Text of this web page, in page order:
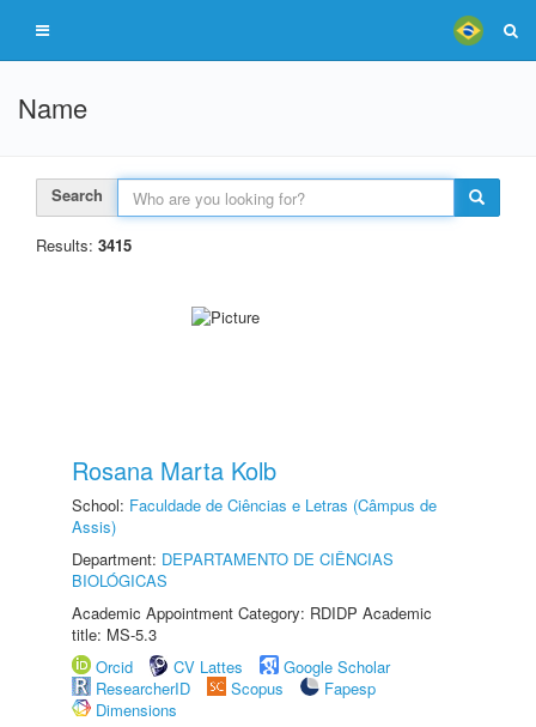
Name
Search
Results: 3415
Rosana Marta Kolb
School: Faculdade de Ciências e Letras (Câmpus de
Assis)
Department: DEPARTAMENTO DE CIÊNCIAS
BIOLÓGICAS
Academic Appointment Category: RDIDP Academic
title: MS-5.3
Orcid
CV Lattes
Google Scholar
ResearcherID
Scopus
Fapesp
Dimensions